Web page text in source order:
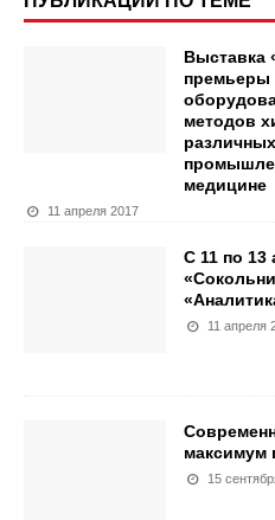
Выставка
премьеры
методов
медицине
11 апреля 2017
С 11 по 13
11 апреля
максимум
15